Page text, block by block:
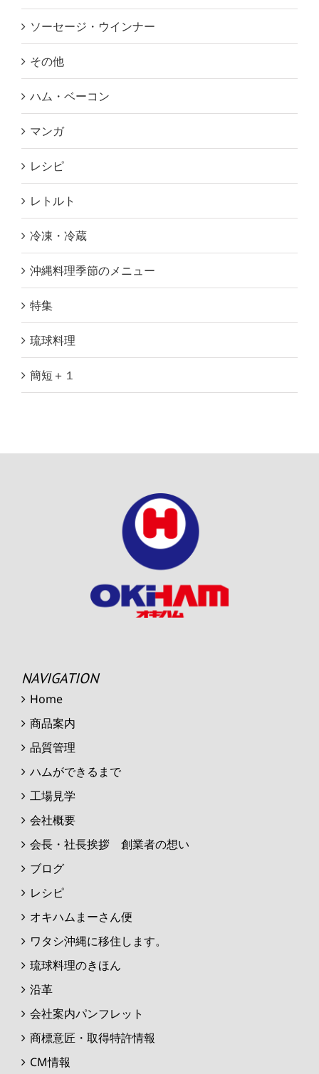
ソーセージ・ウインナー
その他
ハム・ベーコン
マンガ
レシピ
レトルト
冷凍・冷蔵
沖縄料理季節のメニュー
特集
琉球料理
簡短＋１
NAVIGATION
Home
商品案内
品質管理
ハムができるまで
工場見学
会社概要
会長・社長挨拶 創業者の想い
ブログ
レシピ
オキハムまーさん便
ワタシ沖縄に移住します。
琉球料理のきほん
沿革
会社案内パンフレット
商標意匠・取得特許情報
CM情報